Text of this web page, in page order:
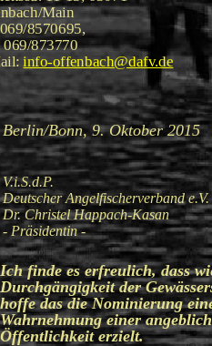
Main
069/8570695,
069/873770
info-offenbach@dafv.de
Berlin/Bonn, 9. Oktober 2015
Deutscher
Dr. Christel
- Präsidentin -
Ich finde es erfreulich, dass
Durchgängigkeit der
hoffe das die Nominierung
Wahrnehmung einer
Öffentlichkeit erzielt.